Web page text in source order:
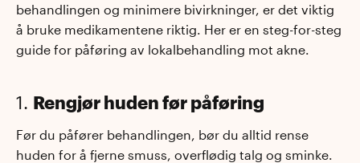
behandlingen og minimere bivirkninger, er det viktig
å bruke medikamentene riktig. Her er en steg-for-steg
guide for påføring av lokalbehandling mot akne.
1. Rengjør huden før påføring
Før du påfører behandlingen, bør du alltid rense
huden for å fjerne smuss, overflødig talg og sminke.